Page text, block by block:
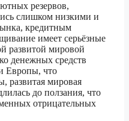
резервов,
слишком низкими и
кредитным
имеет серьёзные
развитой мировой
денежных средств
Европы, что
развитая мировая
до ползания, что
отрицательных